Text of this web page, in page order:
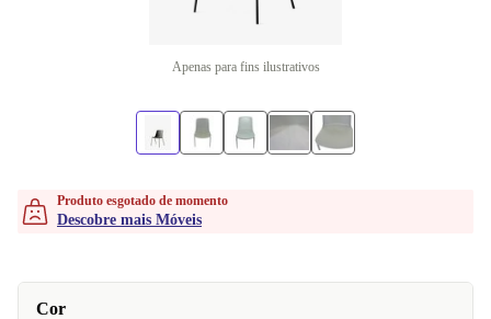
Apenas para fins ilustrativos
Produto esgotado de momento
Descobre mais Móveis
Cor